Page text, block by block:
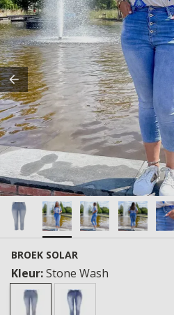
BROEK SOLAR
Kleur:Stone Wash